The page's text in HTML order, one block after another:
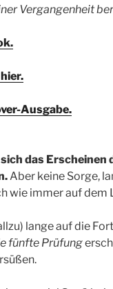
Vergangenheit
Ausgabe.
das Erscheinen
Aber keine Sorge,
wie immer auf dem
lange auf die
fünfte Prüfung